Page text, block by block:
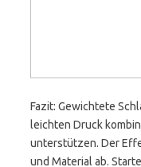
Fazit: Gewichtete
leichten Druck
unterstützen. Der
und Material ab.